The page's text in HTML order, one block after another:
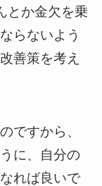
とか金欠を乗
らないよう
善策を考え
ですから、
に、自分の
れば良いで